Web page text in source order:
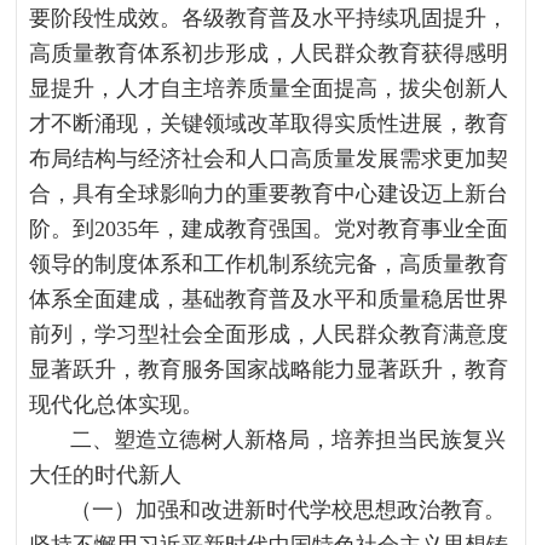
要阶段性成效。各级教育普及水平持续巩固提升，
高质量教育体系初步形成，人民群众教育获得感明
显提升，人才自主培养质量全面提高，拔尖创新人
才不断涌现，关键领域改革取得实质性进展，教育
布局结构与经济社会和人口高质量发展需求更加契
合，具有全球影响力的重要教育中心建设迈上新台
阶。到2035年，建成教育强国。党对教育事业全面
领导的制度体系和工作机制系统完备，高质量教育
体系全面建成，基础教育普及水平和质量稳居世界
前列，学习型社会全面形成，人民群众教育满意度
显著跃升，教育服务国家战略能力显著跃升，教育
现代化总体实现。
二、塑造立德树人新格局，培养担当民族复兴
大任的时代新人
（一）加强和改进新时代学校思想政治教育。